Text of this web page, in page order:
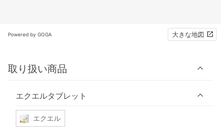
Powered by GOGA 大きな地図
取り扱い商品
エクエルタブレット
エクエル